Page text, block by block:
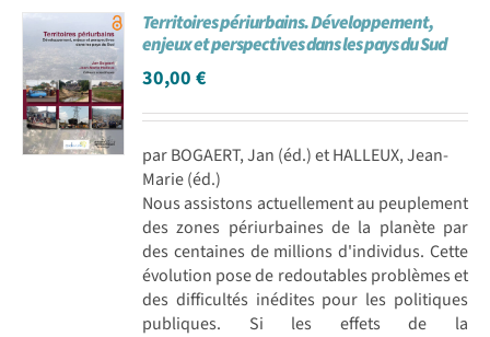
Achat en ligne
Panier WooCommerce
Territoires périurbains. Développement,
enjeux et perspectives dans les pays du Sud
30,00€
par BOGAERT, Jan (éd.) et HALLEUX, Jean-
Marie (éd.)
Nous assistons actuellement au peuplement
des zones périurbaines de la planète par
des centaines de millions d'individus. Cette
évolution pose de redoutables problèmes et
des difficultés inédites pour les politiques
publiques. Si les effets de la